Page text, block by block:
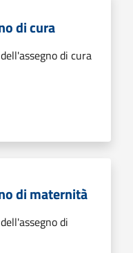
di cura
di cura
di maternità
di